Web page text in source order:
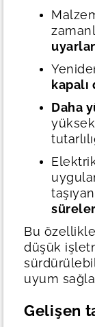
Daha
taşıyan
Bu
düşük
uyum
Gelişen